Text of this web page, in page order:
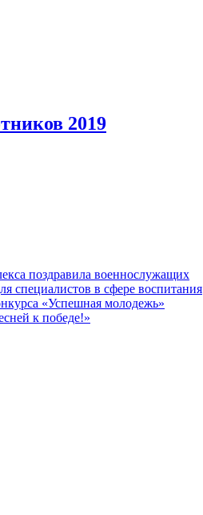
2019
поздравила военнослужащих
специалистов в сфере воспитания
«Успешная молодежь»
к победе!»